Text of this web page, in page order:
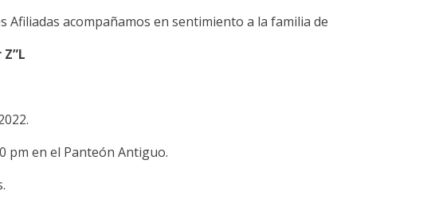
acompañamos en sentimiento a la familia de
pm en el Panteón Antiguo.